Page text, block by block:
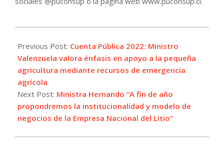
06-
02
Previous Post: Cuenta Pública 2022: Ministro
Valenzuela valora énfasis en apoyo a la pequeña
agricultura mediante recursos de emergencia
agrícola
Next Post: Ministra Hernando “A fin de año
propondremos la institucionalidad y modelo de
negocios de la Empresa Nacional del Litio”